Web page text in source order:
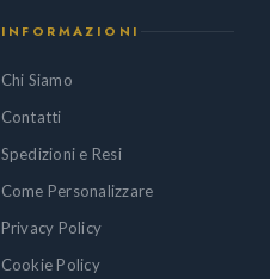
INFORMAZIONI
Chi Siamo
Contatti
Spedizioni e Resi
Come Personalizzare
Privacy Policy
Cookie Policy